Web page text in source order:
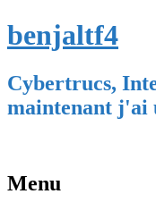
benjaltf4
Cybertrucs,
maintenant j'ai
Menu